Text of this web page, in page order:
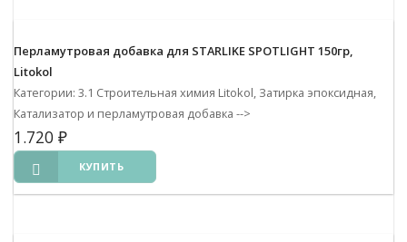
Перламутровая добавка для STARLIKE SPOTLIGHT 150гр,
Litokol
Категории: 3.1 Строительная химия Litokol, Затирка эпоксидная,
Катализатор и перламутровая добавка -->
1.720 ₽
КУПИТЬ